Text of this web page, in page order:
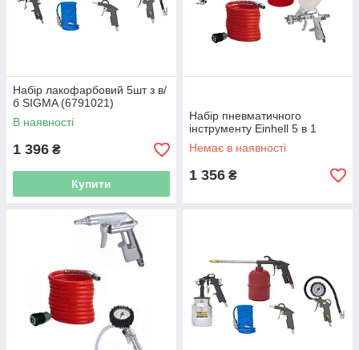
Набір лакофарбовий 5шт з в/
б SIGMA (6791021)
В наявності
1 396 ₴
Купити
Набір пневматичного
інструменту Einhell 5 в 1
Немає в наявності
1 356 ₴